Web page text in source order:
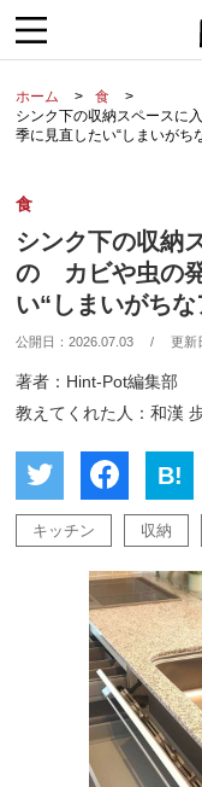
ホーム
食
シンク下の収納スペース
季に見直したい“しまいがち
食
シンク下の収納
の カビや虫の
い“しまいがち
公開日：2026.07.03 / 更新
著者：Hint-Pot編集部
教えてくれた人：和漢
B!
キッチン 収納